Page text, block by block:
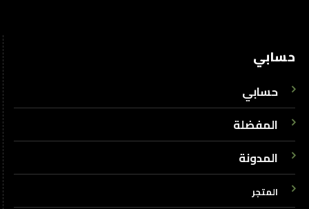
حسابي
حسابي
المفضلة
المدونة
المتجر